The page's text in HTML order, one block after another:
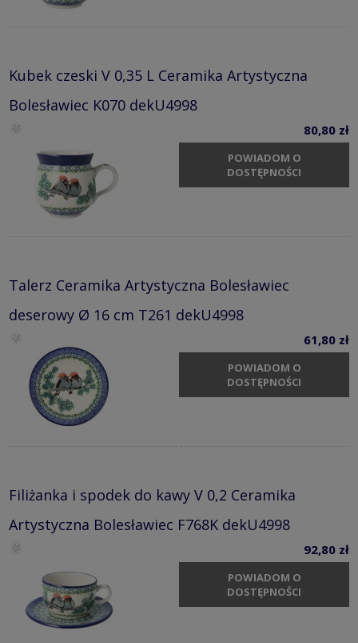
Kubek czeski V 0,35 L Ceramika Artystyczna
Bolesławiec K070 dekU4998
80,80 zł
POWIADOM O
DOSTĘPNOŚCI
Talerz Ceramika Artystyczna Bolesławiec
deserowy Ø 16 cm T261 dekU4998
61,80 zł
POWIADOM O
DOSTĘPNOŚCI
Filiżanka i spodek do kawy V 0,2 Ceramika
Artystyczna Bolesławiec F768K dekU4998
92,80 zł
POWIADOM O
DOSTĘPNOŚCI